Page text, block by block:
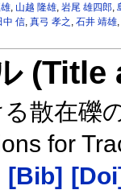
, 山越 隆雄, 岩尾 雄四郎,
中 信, 真弓 孝之 石井 靖雄,
散在礫
for
[Bib]